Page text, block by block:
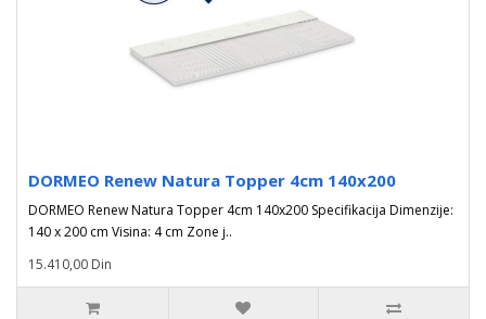
DORMEO Renew Natura Topper 4cm 140x200
DORMEO Renew Natura Topper 4cm 140x200 Specifikacija Dimenzije:
140 x 200 cm Visina: 4 cm Zone j..
15.410,00 Din